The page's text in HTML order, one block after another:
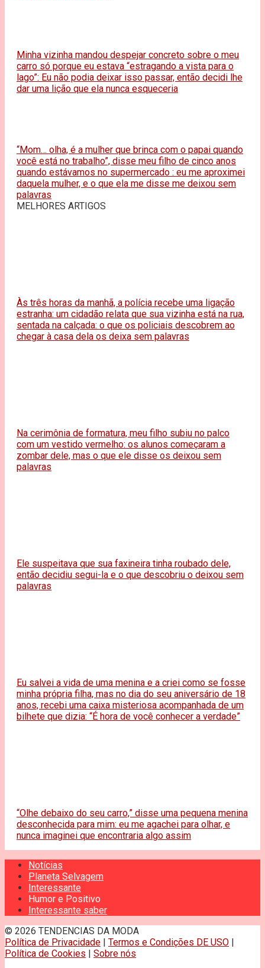
Minha vizinha mandou despejar concreto sobre o meu
carro só porque eu estava “estragando a vista para o
lago”: Eu não podia deixar isso passar, então decidi lhe
dar uma lição que ela nunca esqueceria
“Mom… olha, é a mulher que brinca com o papai quando
você está no trabalho”, disse meu filho de cinco anos
quando estávamos no supermercado : eu me aproximei
daquela mulher, e o que ela me disse me deixou sem
palavras
MELHORES ARTIGOS
Às três horas da manhã, a polícia recebe uma ligação
estranha: um cidadão relata que sua vizinha está na rua,
sentada na calçada: o que os policiais descobrem ao
chegar à casa dela os deixa sem palavras
Na cerimônia de formatura, meu filho subiu no palco
com um vestido vermelho: os alunos começaram a
zombar dele, mas o que ele disse os deixou sem
palavras
Ele suspeitava que sua faxineira tinha roubado dele,
então decidiu segui-la e o que descobriu o deixou sem
palavras
Eu salvei a vida de uma menina e a criei como se fosse
minha própria filha, mas no dia do seu aniversário de 18
anos, recebi uma caixa misteriosa acompanhada de um
bilhete que dizia: “É hora de você conhecer a verdade”
“Olhe debaixo do seu carro,” disse uma pequena menina
desconhecida para mim: eu me agachei para olhar, e
nunca imaginei que encontraria algo assim
Notícias
Planeta Selvagem
Interessante
Humor e Positivo
Interessante saber
© 2026 TENDENCIAS DA MODA
Política de Privacidade | Termos e Condições DE USO |
Política de Cookies | Sobre nós